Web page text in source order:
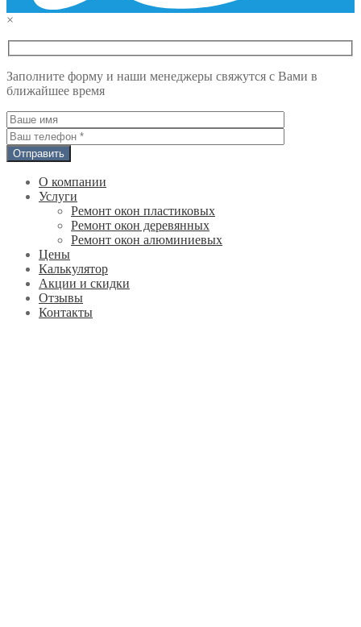
×
Заполните форму и наши менеджеры свяжутся с Вами в
ближайшее время
О компании
Услуги
Ремонт окон пластиковых
Ремонт окон деревянных
Ремонт окон алюминиевых
Цены
Калькулятор
Акции и скидки
Отзывы
Контакты